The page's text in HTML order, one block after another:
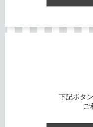
下記ボタ
ご